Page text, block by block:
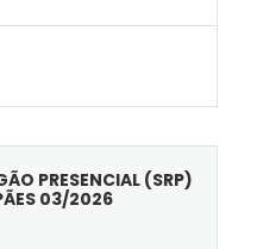
PRESENCIAL (SRP)
03/2026